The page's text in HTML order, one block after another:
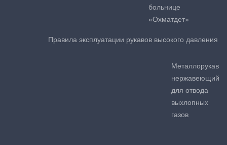
больнице
«Охматдет»
Правила эксплуатации рукавов высокого давления
Металлорукав
нержавеющий
для отвода
выхлопных
газов